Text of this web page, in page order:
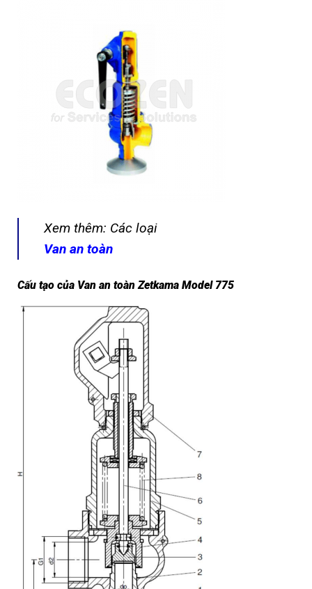
Xem thêm: Các loại
Van an toàn
Cấu tạo của Van an toàn Zetkama Model 775